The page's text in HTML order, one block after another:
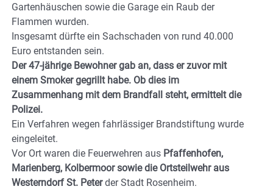
Gartenhäuschen sowie die Garage ein Raub der
Flammen wurden.
Insgesamt dürfte ein Sachschaden von rund 40.000
Euro entstanden sein.
Der 47-jährige Bewohner gab an, dass er zuvor mit
einem Smoker gegrillt habe. Ob dies im
Zusammenhang mit dem Brandfall steht, ermittelt die
Polizei.
Ein Verfahren wegen fahrlässiger Brandstiftung wurde
eingeleitet.
Vor Ort waren die Feuerwehren aus Pfaffenhofen,
Marienberg, Kolbermoor sowie die Ortsteilwehr aus
Westerndorf St. Peterder Stadt Rosenheim.